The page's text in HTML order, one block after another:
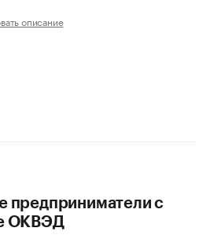
описание
предприниматели с
ОКВЭД